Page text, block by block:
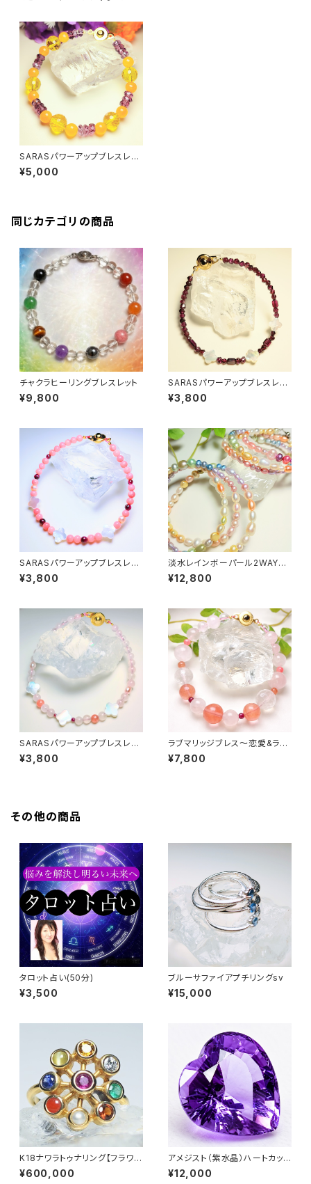
SARASパワーアップブレスレッ
ト
¥5,000
同じカテゴリの商品
チャクラヒーリングブレスレット
¥9,800
SARASパワーアップブレスレッ
ト
¥3,800
SARASパワーアップブレスレッ
ト
¥3,800
淡水レインボーパール2WAYネ
ックレス&ブレスレット〜全体運
アップ〜
¥12,800
SARASパワーアップブレスレッ
ト
¥3,800
ラブマリッジブレス〜恋愛&ラブ
運アップ〜
¥7,800
その他の商品
タロット占い(50分)
¥3,500
ブルーサファイアプチリングsv
¥15,000
K18ナワラトゥナリング【フラワ
ー】
¥600,000
アメジスト（紫水晶）ハートカット
ルース1.5ct
¥12,000